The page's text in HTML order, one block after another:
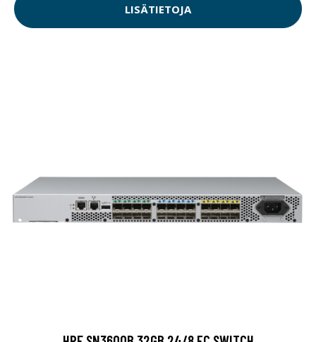
LISÄTIETOJA